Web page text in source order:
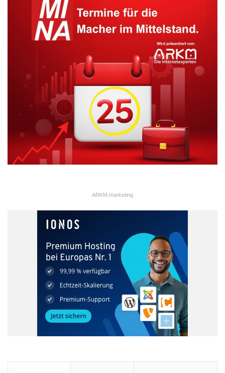
Grütz. „Ich sehe die Aufgabe eines
Exekutivdirektors darin den Rahmen
für die Region zu halten und den
Erfolg des Einen mit dem Erfolg des
Anderen zu verbinden. Denn genau
das ist für mich BNI – seinen Erfolg
zu teilen und gegenseitig
voneinander zu profitieren – ohne
Ellbogenmentalität“, fasst Grütz
seine Ambitionen zusammen.
ARKM.marketing